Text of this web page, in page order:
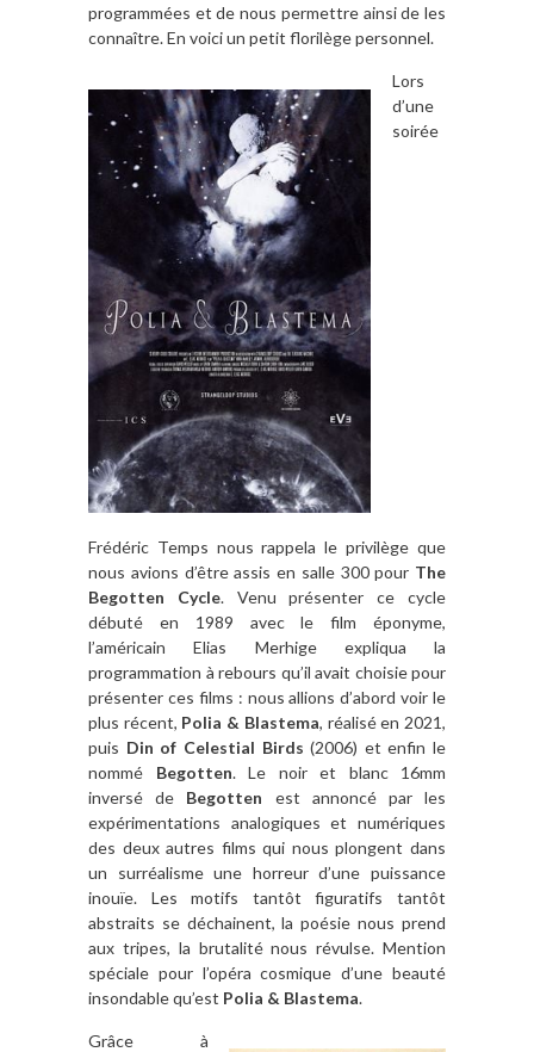
programmées et de nous permettre ainsi de les
connaître. En voici un petit florilège personnel.
Lors
d’une
soirée
Frédéric Temps nous rappela le privilège que
nous avions d’être assis en salle 300 pour The
Begotten Cycle. Venu présenter ce cycle
débuté en 1989 avec le film éponyme,
l’américain Elias Merhige expliqua la
programmation à rebours qu’il avait choisie pour
présenter ces films : nous allions d’abord voir le
plus récent, Polia & Blastema, réalisé en 2021,
puis Din of Celestial Birds (2006) et enfin le
nommé Begotten. Le noir et blanc 16mm
inversé de Begotten est annoncé par les
expérimentations analogiques et numériques
des deux autres films qui nous plongent dans
un surréalisme une horreur d’une puissance
inouïe. Les motifs tantôt figuratifs tantôt
abstraits se déchainent, la poésie nous prend
aux tripes, la brutalité nous révulse. Mention
spéciale pour l’opéra cosmique d’une beauté
insondable qu’est Polia & Blastema.
Grâce à